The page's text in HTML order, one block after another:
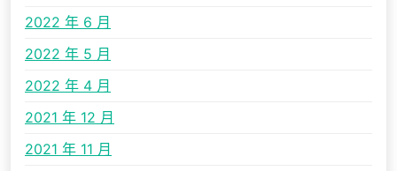
2022 年 6 月
2022 年 5 月
2022 年 4 月
2021 年 12 月
2021 年 11 月